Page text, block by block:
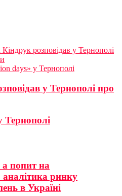
розповідав у Тернополі
days» у Тернополі
у Тернополі про
Тернополі
попит на
аналітика ринку
в Україні